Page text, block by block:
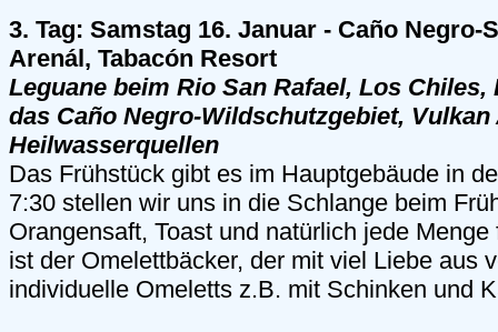
3. Tag: Samstag 16. Januar - Caño Negro-
Arenál, Tabacón Resort
Leguane beim Rio San Rafael, Los
das Caño Negro-Wildschutzgebiet, Vulkan
Heilwasserquellen
Das Frühstück gibt es im Hauptgebäude in
7:30 stellen wir uns in die Schlange beim
Orangensaft, Toast und natürlich jede
ist der Omelettbäcker, der mit viel Liebe aus
individuelle Omeletts z.B. mit Schinken und